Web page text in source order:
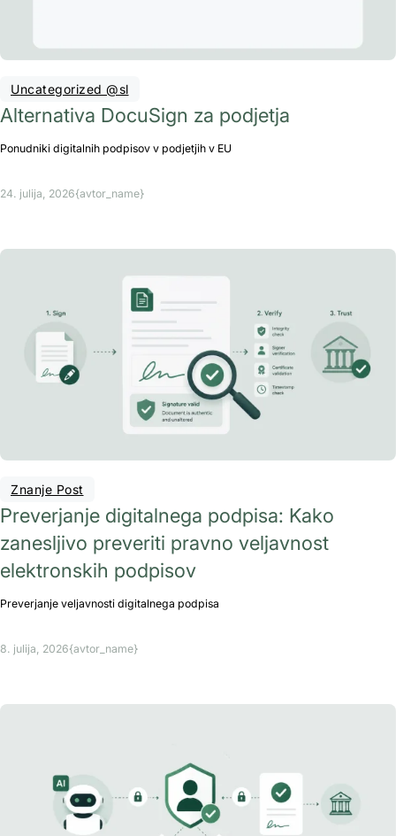
Uncategorized @sl
Alternativa DocuSign za podjetja
Ponudniki digitalnih podpisov v podjetjih v EU
24. julija, 2026{avtor_name}
Znanje Post
Preverjanje digitalnega podpisa: Kako
zanesljivo preveriti pravno veljavnost
elektronskih podpisov
Preverjanje veljavnosti digitalnega podpisa
8. julija, 2026{avtor_name}